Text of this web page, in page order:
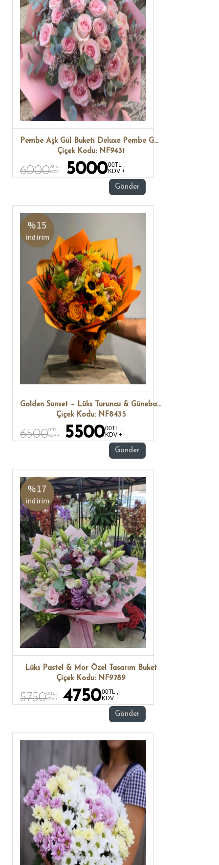
Pembe Aşk Gül Buketi Deluxe Pembe Gül Aranjmanı Aşkın En Zarif Hali – Pembe Gül Buketi Soft Pink Premium Gül Buketi
Çiçek Kodu: NF9431
600000TL ,
KDV +
500000TL ,
KDV +
Gönder
%15
indirim
Golden Sunset – Lüks Turuncu & Günebakan Buketi
Çiçek Kodu: NF8435
650000TL ,
KDV +
550000TL ,
KDV +
Gönder
%17
indirim
Lüks Pastel & Mor Özel Tasarım Buket
Çiçek Kodu: NF9789
575000TL ,
KDV +
475000TL ,
KDV +
Gönder